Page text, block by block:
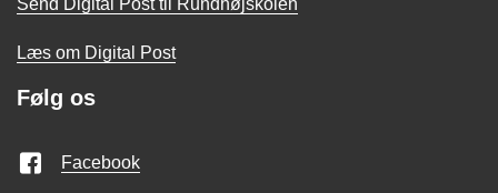
Læs om Digital Post
Følg os
Facebook